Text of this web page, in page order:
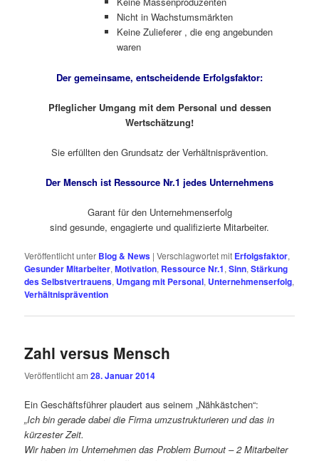
Nicht in Wachstumsmärkten
Keine Zulieferer , die eng angebunden
waren
Der gemeinsame, entscheidende Erfolgsfaktor:
Pfleglicher Umgang mit dem Personal und dessen
Wertschätzung!
Sie erfüllten den Grundsatz der Verhältnisprävention.
Der Mensch ist Ressource Nr.1 jedes Unternehmens
Garant für den Unternehmenserfolg
sind gesunde, engagierte und qualifizierte Mitarbeiter.
Veröffentlicht unter Blog & News |Verschlagwortet mit Erfolgsfaktor,
Gesunder Mitarbeiter,Motivation, Ressource Nr.1,Sinn,Stärkung
des Selbstvertrauens, Umgang mit Personal, Unternehmenserfolg,
Verhältnisprävention
Zahl versus Mensch
Veröffentlicht am28. Januar 2014
Ein Geschäftsführer plaudert aus seinem „Nähkästchen“:
„Ich bin gerade dabei die Firma umzustrukturieren und das in
kürzester Zeit.
Wir haben im Unternehmen das Problem Burnout – 2 Mitarbeiter